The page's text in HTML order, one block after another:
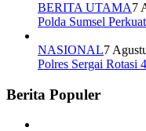
BERITA UTAMA7
Polda Sumsel
NASIONAL7
Polres Sergai Rotasi
Berita Populer